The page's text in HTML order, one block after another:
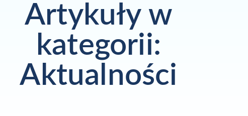
Artykuły w
kategorii:
Aktualności